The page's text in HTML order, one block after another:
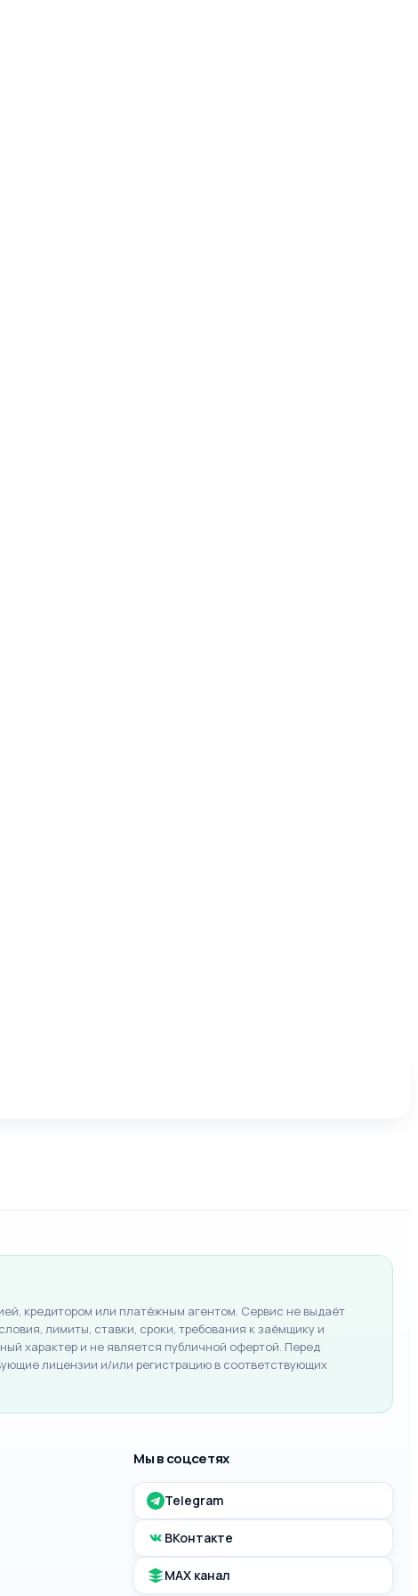
кредитором или платёжным агентом. Сервис не выдаёт
лимиты, ставки, сроки, требования к заёмщику и
характер и не является публичной офертой. Перед
лицензии и/или регистрацию в соответствующих
Мы в соцсетях
Telegram
ВКонтакте
MAX канал